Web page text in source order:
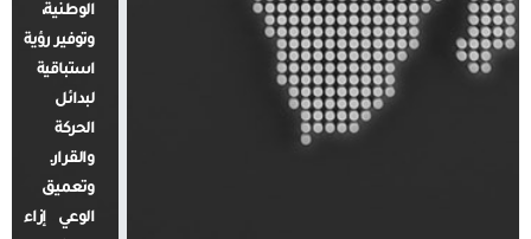
الوطنية،
وتوفير رؤية
استباقية
لبدائل
الحركة
والقرار.
وتعميق
الوعي إزاء